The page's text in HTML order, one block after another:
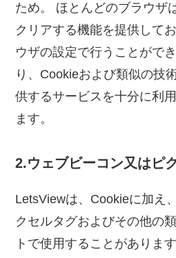
ため。 ほとんどのブラウザ
クリアする機能を提供して
ウザの設定で行うことがで
り、Cookieおよび類似の技
供するサービスを十分に利
ます。
2.ウェブビーコン又はピ
LetsViewは、Cookieに加え
クセルタグおよびその他の
トで使用することがありま